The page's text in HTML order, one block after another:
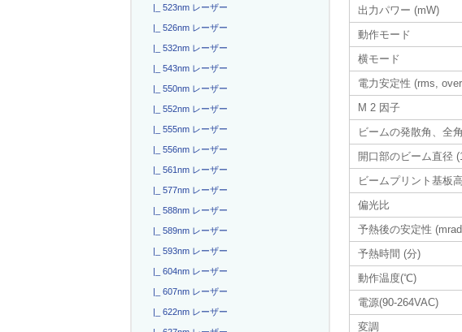
|_ 523nm レーザー
|_ 526nm レーザー
|_ 532nm レーザー
|_ 543nm レーザー
|_ 550nm レーザー
|_ 552nm レーザー
|_ 555nm レーザー
|_ 556nm レーザー
|_ 561nm レーザー
|_ 577nm レーザー
|_ 588nm レーザー
|_ 589nm レーザー
|_ 593nm レーザー
|_ 604nm レーザー
|_ 607nm レーザー
|_ 622nm レーザー
出力パワー (mW)
動作モード
横モード
電力安定性 (rms,
M 2 因子
ビームの発散角、全
開口部のビーム直径
ビームプリント基板
偏光比
予熱後の安定性
予熱時間 (分)
動作温度(℃)
電源(90-264VAC)
変調